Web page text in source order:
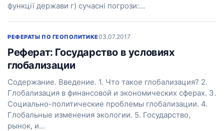
функції держави г) сучасні погрози:…
РЕФЕРАТЫ ПО ГЕОПОЛИТИКЕ03.07.2017
Реферат: Государство в условиях
глобализации
Содержание. Введение. 1. Что такое глобализация? 2.
Глобализация в финансовой и экономических сферах. 3.
Социально-политические проблемы глобализации. 4.
Глобальные изменения экологии. 5. Государство,
рынок, и…